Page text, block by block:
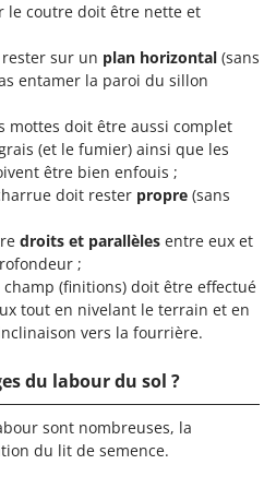
le coutre doit être nette et
sur un plan horizontal (sans
entamer la paroi du sillon
mottes doit être aussi complet
(et le fumier) ainsi que les
être bien enfouis ;
doit rester propre (sans
droits et parallèles entre eux et
;
(finitions) doit être effectué
tout en nivelant le terrain et en
vers la fourrière.
du labour du sol ?
sont nombreuses, la
du lit de semence.